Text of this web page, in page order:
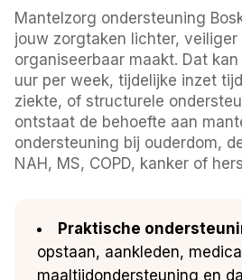
Mantelzorg ondersteuning
jouw zorgtaken lichter, veiliger
organiseerbaar maakt. Dat
uur per week, tijdelijke inzet
ziekte, of structurele
ontstaat de behoefte aan
ondersteuning bij ouderdom,
NAH, MS, COPD, kanker of
Praktische
opstaan, aankleden,
maaltijdondersteuning en